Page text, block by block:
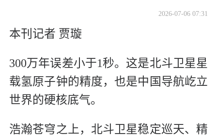
2026-07-06 07:31
本刊记者 贾璇
300万年误差小于1秒。这是北斗卫星星
载氢原子钟的精度，也是中国导航屹立
世界的硬核底气。
浩瀚苍穹之上，北斗卫星稳定巡天、精